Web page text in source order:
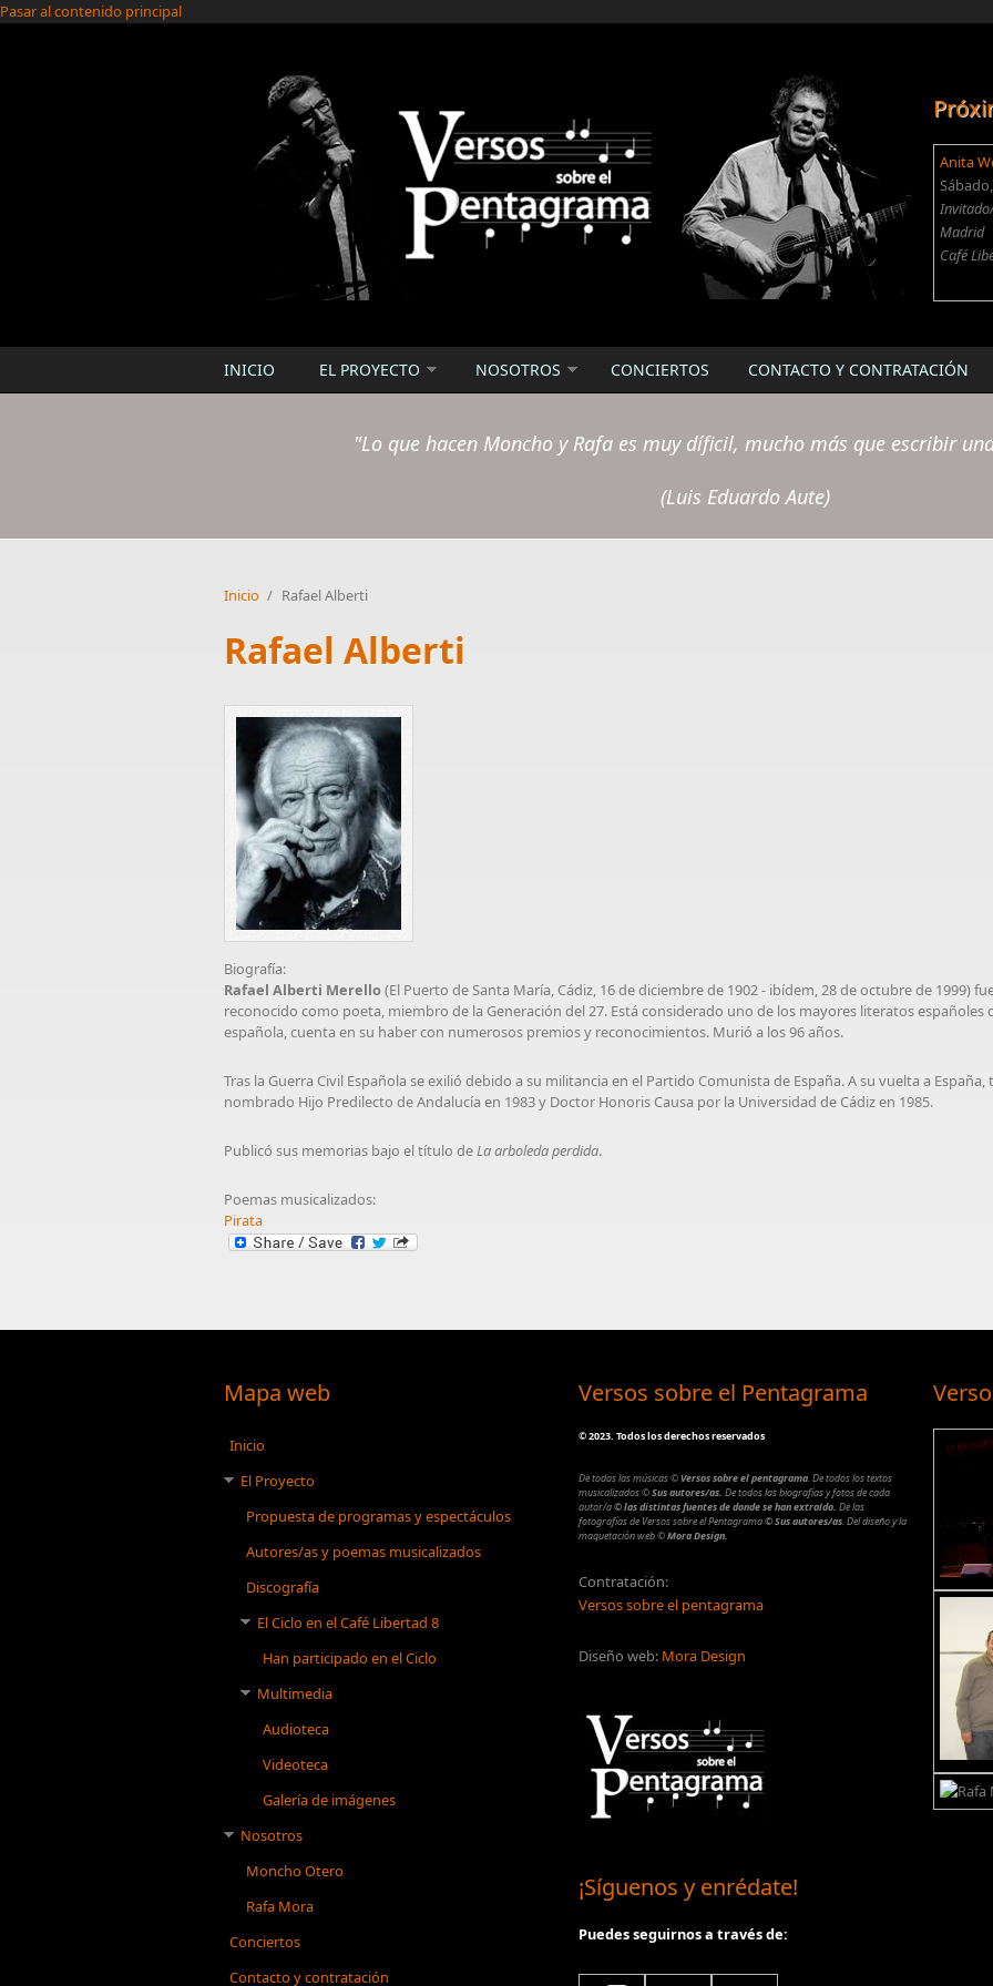
Pasar al contenido principal
Anita
Madrid
Café
INICIO EL PROYECTO NOSOTROS CONCIERTOS CONTACTO Y CONTRATACIÓN
"Lo que hacen Moncho y Rafa es muy díficil, mucho más que escribir
(Luis Eduardo Aute)
Inicio / Rafael Alberti
Rafael Alberti
Biografía:
Rafael Alberti Merello(El Puerto de Santa María, Cádiz, 16 de diciembre de 1902 - ibídem, 28 de octubre de 1999)
reconocido como poeta, miembro de la Generación del 27. Está considerado uno de los mayores literatos españoles
española, cuenta en su haber con numerosos premios y reconocimientos. Murió a los 96 años.
Tras la Guerra Civil Española se exilió debido a su militancia en el Partido Comunista de España. A su vuelta a España,
nombrado Hijo Predilecto de Andalucía en 1983 y Doctor Honoris Causa por la Universidad de Cádiz en 1985.
Publicó sus memorias bajo el título deLa arboleda perdida.
Poemas musicalizados:
Pirata
Mapa web
Inicio
El Proyecto
Propuesta de programas y espectáculos
Autores/as y poemas musicalizados
Discografía
El Ciclo en el Café Libertad 8
Han participado en el Ciclo
Multimedia
Audioteca
Videoteca
Galería de imágenes
Nosotros
Moncho Otero
Rafa Mora
Conciertos
Contacto y contratación
Versos sobre el Pentagrama
©2023. Todos los derechos reservados
De todas las músicas© Versos sobre el pentagrama. De todos los textos
musicalizados©Sus autores/as. De todos las biografías y fotos de cada
autor/a© las distintas fuentes de donde se han extraído. De las
fotografías de Versos sobre el Pentagrama© Sus autores/as. Del diseño y la
maquetación web©Mora Design.
Contratación:
Versos sobre el pentagrama
Diseño web: Mora Design
¡Síguenos y enrédate!
Puedes seguirnos a través de: